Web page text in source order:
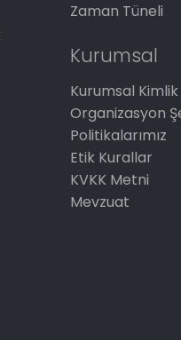
Zaman Tüneli
Kurumsal
Kurumsal Kimlik
Organizasyon
Politikalarımız
Etik Kurallar
KVKK Metni
Mevzuat